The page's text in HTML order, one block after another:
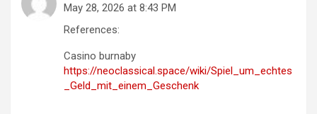
May 28, 2026 at 8:43 PM
References:
Casino burnaby
https://neoclassical.space/wiki/Spiel_um_echtes
_Geld_mit_einem_Geschenk